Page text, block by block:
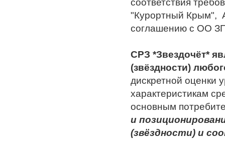
соответствия
"Курортный Крым",
соглашению с ОО
СРЗ *Звездочёт*
(звёздности)
дискретной оценки
характеристикам
основным
и
(звёздности) и